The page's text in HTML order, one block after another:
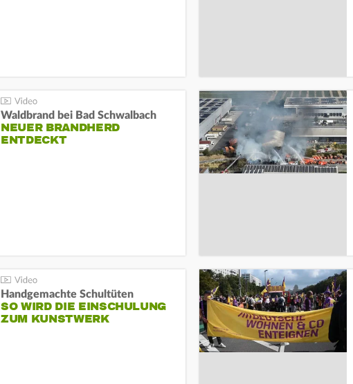
Waldbrand bei Bad Schwalbach
NEUER BRANDHERD
ENTDECKT
Handgemachte Schultüten
SO WIRD DIE EINSCHULUNG
ZUM KUNSTWERK